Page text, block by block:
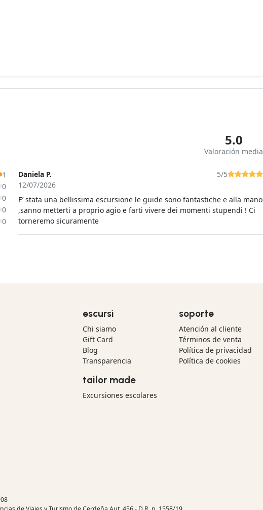
5.0
Valoración media
1
0
0
0
0
Daniela P.
12/07/2026
5/5
E’ stata una bellissima escursione le guide sono fantastiche e alla mano
,sanno metterti a proprio agio e farti vivere dei momenti stupendi ! Ci
torneremo sicuramente
escursì
Chi siamo
Gift Card
Blog
Transparencia
tailor made
Excursiones escolares
soporte
Atención al cliente
Términos de venta
Política de privacidad
Política de cookies